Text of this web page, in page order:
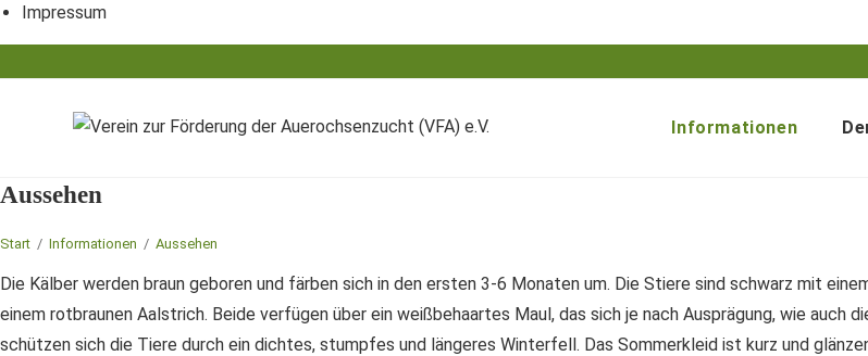
Impressum
Inhalt
Informationen
Aussehen
Start / Informationen / Aussehen
Die Kälber werden braun geboren und färben sich in den ersten 3-6 Monaten um. Die Stiere sind schwarz mit
einem rotbraunen Aalstrich. Beide verfügen über ein weißbehaartes Maul, das sich je nach Ausprägung, wie
schützen sich die Tiere durch ein dichtes, stumpfes und längeres Winterfell. Das Sommerkleid ist kurz und